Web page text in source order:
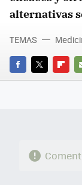
alternativas
FACEBOOK
TWITTER
TEMAS